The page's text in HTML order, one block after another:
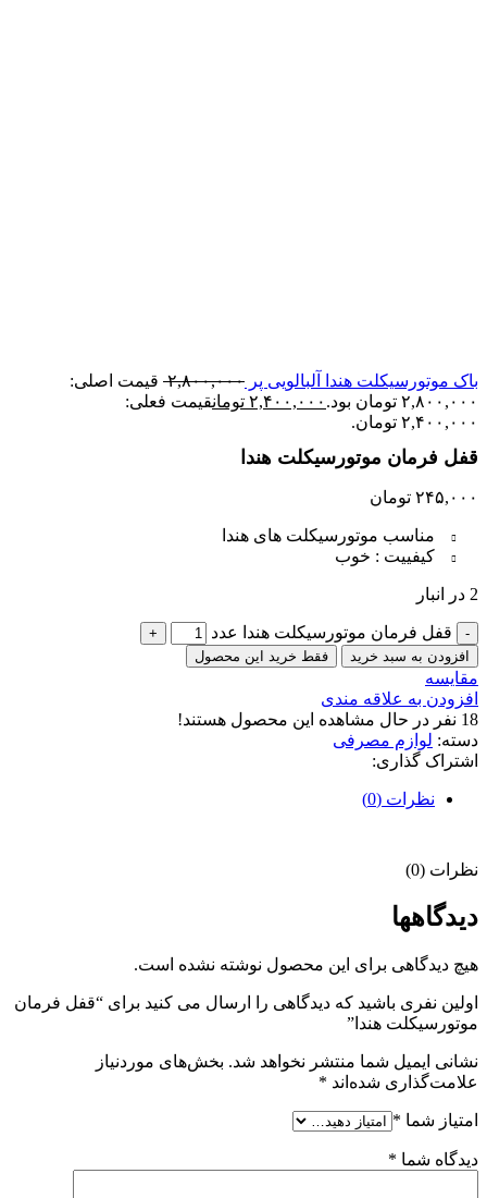
باک موتورسیکلت هندا آلبالویی پر ۲,۸۰۰,۰۰۰ قیمت اصلی:
۲,۸۰۰,۰۰۰ تومان بود.
۲,۴۰۰,۰۰۰ تومانقیمت فعلی:
۲,۴۰۰,۰۰۰ تومان.
قفل فرمان موتورسیکلت هندا
۲۴۵,۰۰۰ تومان
مناسب موتورسیکلت های هندا
کیفییت : خوب
2 در انبار
قفل فرمان موتورسیکلت هندا عدد
افزودن به سبد خرید فقط خرید این محصول
مقایسه
افزودن به علاقه مندی
18 نفر در حال مشاهده این محصول هستند!
دسته: لوازم مصرفی
اشتراک گذاری:
نظرات (0)
نظرات (0)
دیدگاهها
هیچ دیدگاهی برای این محصول نوشته نشده است.
اولین نفری باشید که دیدگاهی را ارسال می کنید برای “قفل فرمان
موتورسیکلت هندا”
نشانی ایمیل شما منتشر نخواهد شد. بخش‌های موردنیاز
علامت‌گذاری شده‌اند *
امتیاز شما *
دیدگاه شما *